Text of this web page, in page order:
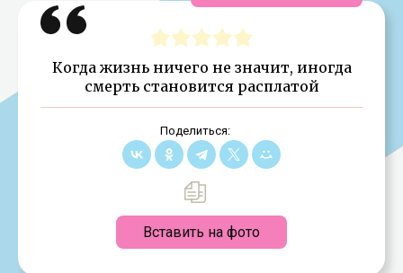
Когда жизнь ничего не значит, иногда
смерть становится расплатой
Поделиться:
Вставить на фото